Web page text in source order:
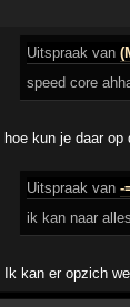
Uitspraak van
speed core
hoe kun je daar
Uitspraak van-
ik kan naar
Ik kan er opzich